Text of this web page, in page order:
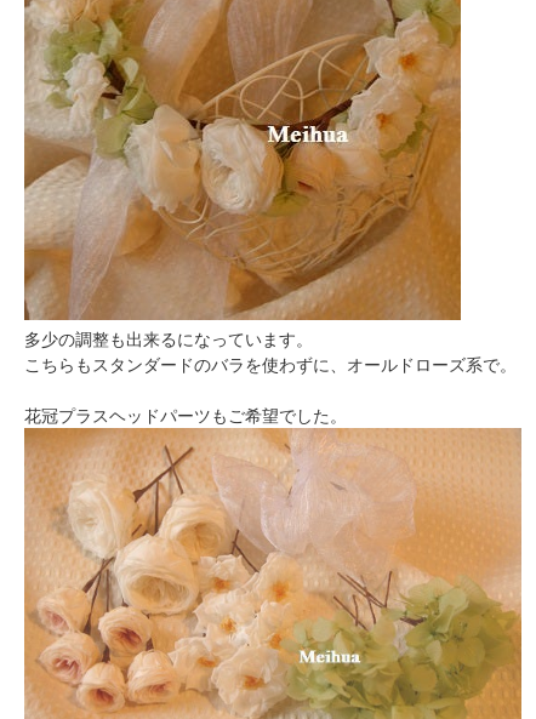
多少の調整も出来るになっています。
こちらもスタンダードのバラを使わずに、オールドローズ系で。
花冠プラスヘッドパーツもご希望でした。